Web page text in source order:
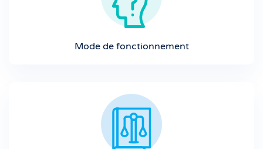
Mode de fonctionnement